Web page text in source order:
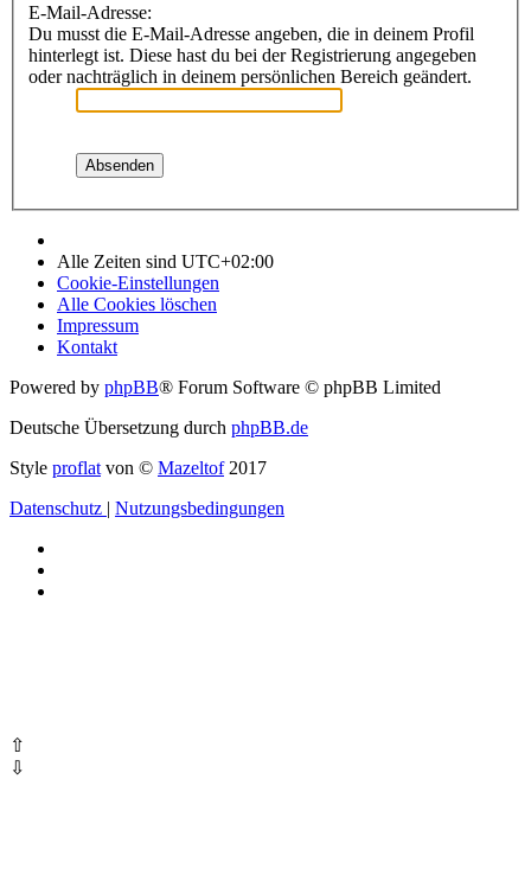
E-Mail-Adresse:
Du musst die E-Mail-Adresse angeben, die in deinem Profil
hinterlegt ist. Diese hast du bei der Registrierung angegeben
oder nachträglich in deinem persönlichen Bereich geändert.
Alle Zeiten sind UTC+02:00
Cookie-Einstellungen
Alle Cookies löschen
Impressum
Kontakt
Powered by phpBB® Forum Software © phpBB Limited
Deutsche Übersetzung durch phpBB.de
Style proflat von © Mazeltof2017
Datenschutz | Nutzungsbedingungen
⇧
⇩